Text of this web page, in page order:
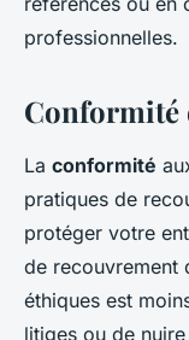
professionnelles.
Conformité
La conformité
pratiques de
protéger votre
de recouvrement
éthiques est
litiges ou de